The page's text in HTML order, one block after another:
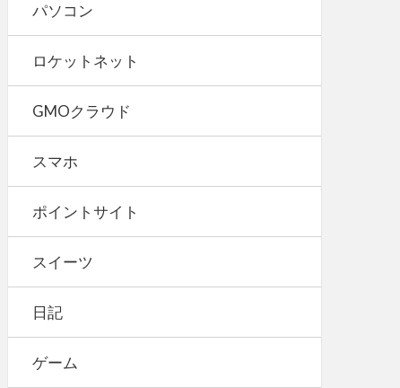
パソコン
ロケットネット
GMOクラウド
スマホ
ポイントサイト
スイーツ
日記
ゲーム